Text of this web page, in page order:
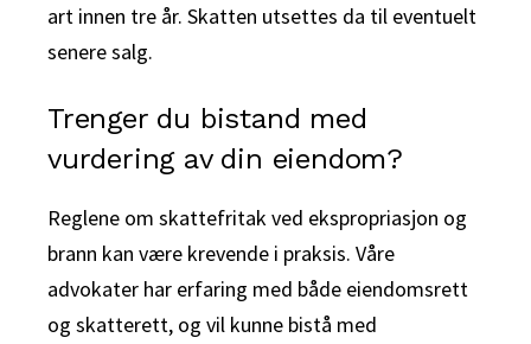
art innen tre år. Skatten utsettes da til eventuelt
senere salg.
Trenger du bistand med
vurdering av din eiendom?
Reglene om skattefritak ved ekspropriasjon og
brann kan være krevende i praksis. Våre
advokater har erfaring med både eiendomsrett
og skatterett, og vil kunne bistå med